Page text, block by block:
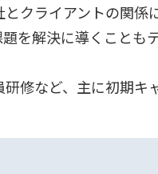
クライアントの関
を解決に導くことも
修など、主に初期キ